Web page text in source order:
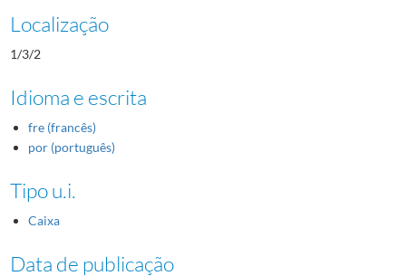
Localização
1/3/2
Idioma e escrita
fre (francês)
por (português)
Tipo u.i.
Caixa
Data de publicação